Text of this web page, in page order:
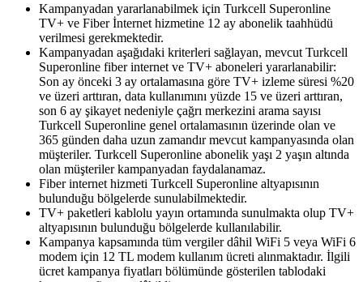
​Kampanyadan yararlanabilmek için Turkcell Superonline
TV+ ve Fiber İnternet hizmetine 12 ay abonelik taahhüdü
verilmesi gerekmektedir.
Kampanyadan aşağıdaki kriterleri sağlayan, mevcut Turkcell
Superonline fiber internet ve TV+ aboneleri yararlanabilir:
Son ay önceki 3 ay ortalamasına göre TV+ izleme süresi %20
ve üzeri arttıran, data kullanımını yüzde 15 ve üzeri arttıran,
son 6 ay şikayet nedeniyle çağrı merkezini arama sayısı
Turkcell Superonline genel ortalamasının üzerinde olan ve
365 günden daha uzun zamandır mevcut kampanyasında olan
müşteriler. Turkcell Superonline abonelik yaşı 2 yaşın altında
olan müşteriler kampanyadan faydalanamaz.
Fiber internet hizmeti Turkcell Superonline altyapısının
bulunduğu bölgelerde sunulabilmektedir.
TV+ paketleri kablolu yayın ortamında sunulmakta olup TV+
altyapısının bulunduğu bölgelerde kullanılabilir.
Kampanya kapsamında tüm vergiler dâhil WiFi 5 veya WiFi 6
modem için 12 TL modem kullanım ücreti alınmaktadır. İlgili
ücret kampanya fiyatları bölümünde gösterilen tablodaki